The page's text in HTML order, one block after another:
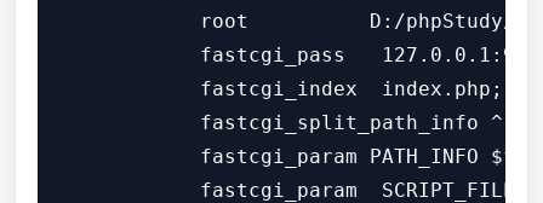
root          D:/phpStudy/
fastcgi_pass
            fastcgi_index  index.php;
fastcgi_split_path_info
fastcgi_param PATH_INFO
fastcgi_param